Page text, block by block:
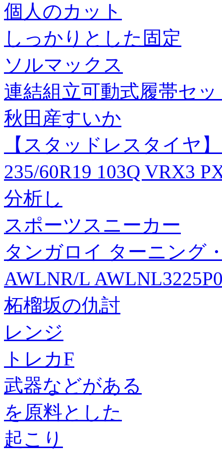
個人のカット
しっかりとした固定
ソルマックス
連結組立可動式履帯セ
秋田産すいか
【スタッドレスタイヤ
235/60R19 103Q VRX3
分析し
スポーツスニーカー
タンガロイ ターニング
AWLNR/L
柘榴坂の仇討
レンジ
トレカF
武器などがある
を原料とした
起こり